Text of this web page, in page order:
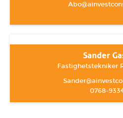
A
Sander
Fastighetstekniker
Sander
0768-